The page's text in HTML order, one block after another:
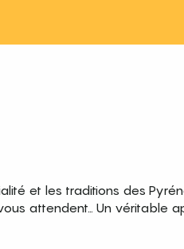
et les traditions des
attendent… Un véritable